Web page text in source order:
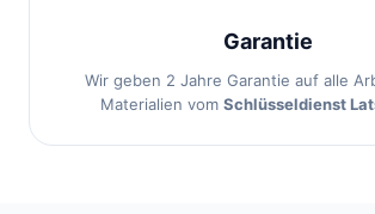
Garantie
Wir geben 2 Jahre Garantie auf alle
Materialien vom Schlüsseldienst